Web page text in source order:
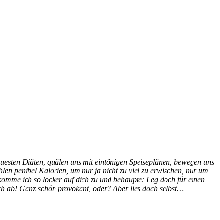
Diäten, quälen uns mit eintönigen Speiseplänen, bewegen uns
penibel Kalorien, um nur ja nicht zu viel zu erwischen, nur um
ich so locker auf dich zu und behaupte: Leg doch für einen
ab! Ganz schön provokant, oder? Aber lies doch selbst…